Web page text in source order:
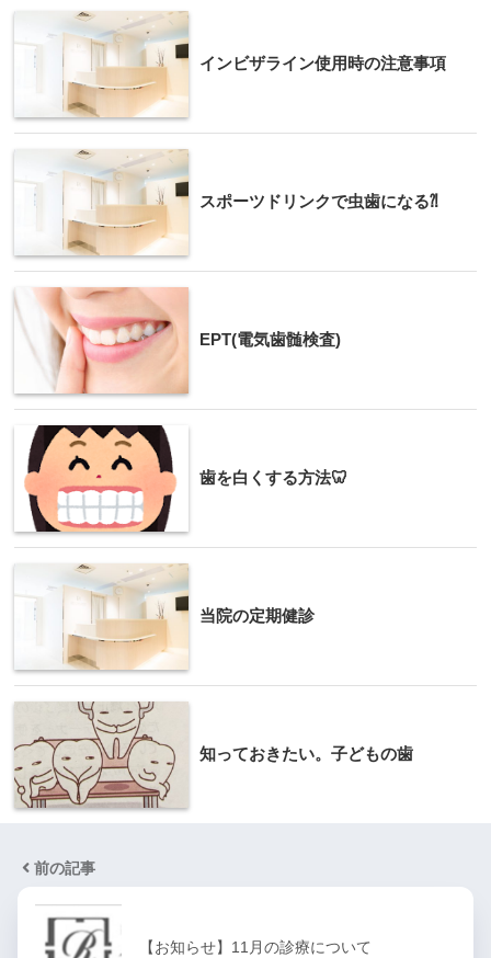
インビザライン使用時の注意事項
スポーツドリンクで虫歯になる⁈
EPT(電気歯髄検査)
歯を白くする方法🦷
当院の定期健診
知っておきたい。子どもの歯
前の記事
【お知らせ】11月の診療について